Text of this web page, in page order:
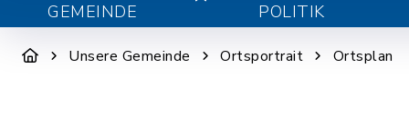
GEMEINDE
POLITIK
Unsere Gemeinde Ortsportrait Ortsplan